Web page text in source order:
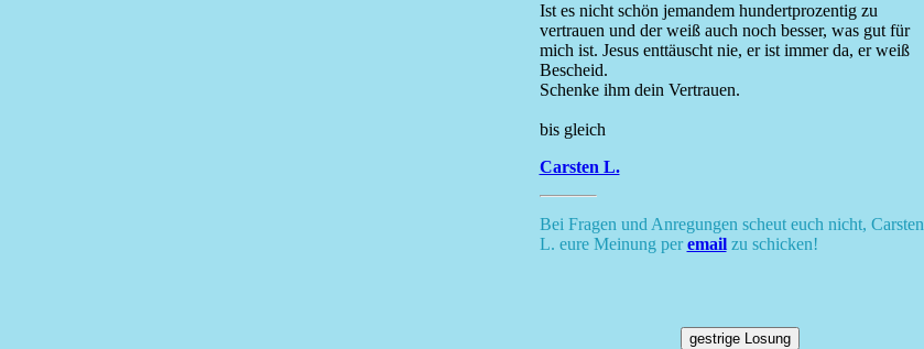
Ist es nicht schön jemandem hundertprozentig zu
vertrauen und der weiß auch noch besser, was gut für
mich ist. Jesus enttäuscht nie, er ist immer da, er weiß
Bescheid.
Schenke ihm dein Vertrauen.
bis gleich
Carsten L.
Bei Fragen und Anregungen scheut euch nicht, Carsten
L. eure Meinung peremailzu schicken!
gestrige Losung